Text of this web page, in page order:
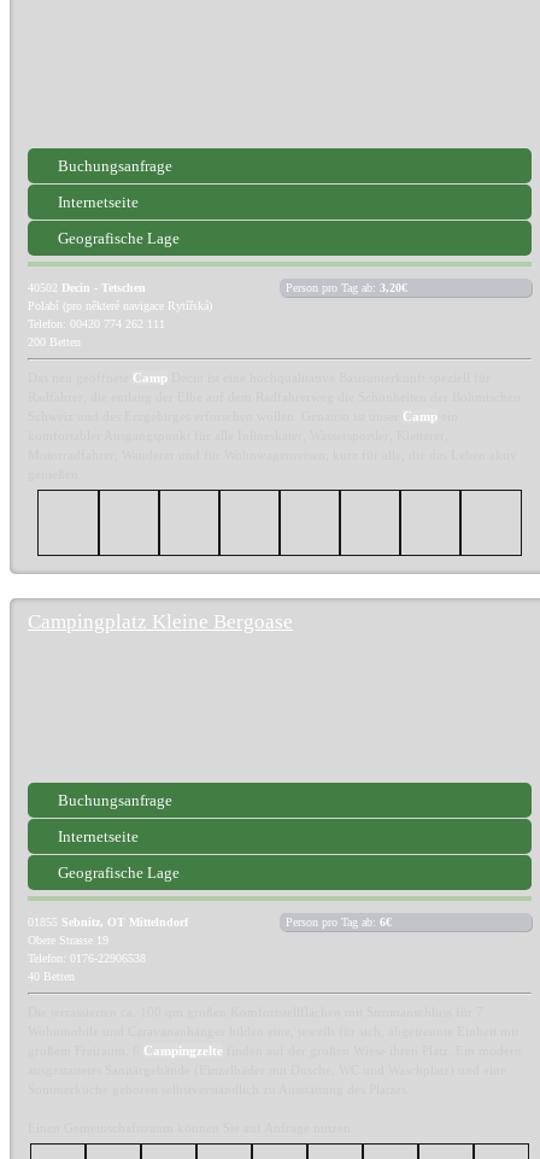
Buchungsanfrage
Internetseite
Geografische Lage
40502 Decin - Tetschen
Polabí (pro některé navigace Rytířská)
Telefon: 00420 774 262 111
200 Betten
Person pro Tag ab: 3,20€
Camp
Camp
Campingplatz Kleine Bergoase
Buchungsanfrage
Internetseite
Geografische Lage
01855 Sebnitz, OT Mittelndorf
Obere Strasse 19
Telefon: 0176-22906538
40 Betten
Person pro Tag ab: 6€
Campingzelte